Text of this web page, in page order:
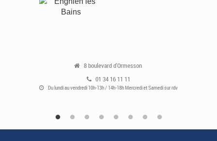
8 boulevard d'Ormesson
01 34 16 11 11
Du lundi au vendredi 10h-13h / 14h-18h Mercredi et Samedi sur rdv